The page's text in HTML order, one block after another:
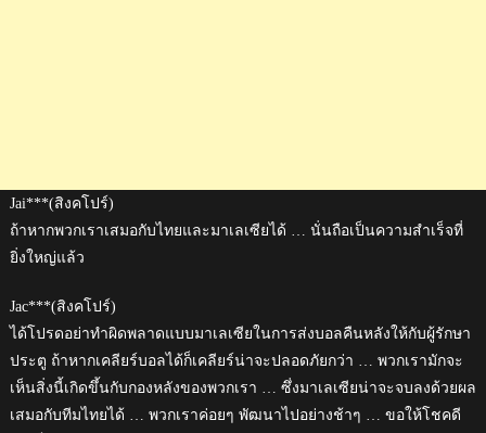
Jai***(สิงคโปร์)
ถ้าหากพวกเราเสมอกับไทยและมาเลเซียได้ … นั่นถือเป็นความสำเร็จที่
ยิ่งใหญ่แล้ว
Jac***(สิงคโปร์)
ได้โปรดอย่าทำผิดพลาดแบบมาเลเซียในการส่งบอลคืนหลังให้กับผู้รักษา
ประตู ถ้าหากเคลียร์บอลได้ก็เคลียร์น่าจะปลอดภัยกว่า … พวกเรามักจะ
เห็นสิ่งนี้เกิดขึ้นกับกองหลังของพวกเรา … ซึ่งมาเลเซียน่าจะจบลงด้วยผล
เสมอกับทีมไทยได้ … พวกเราค่อยๆ พัฒนาไปอย่างช้าๆ … ขอให้โชคดี